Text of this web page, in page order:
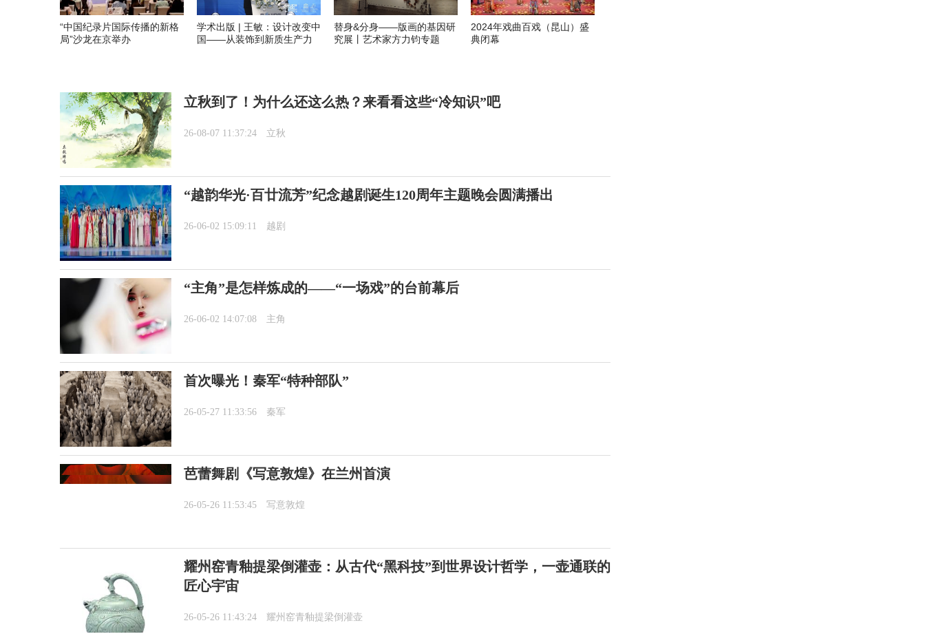
“中国纪录片国际传播的新格
局”沙龙在京举办
学术出版 | 王敏：设计改变中
国——从装饰到新质生产力
替身&分身——版画的基因研
究展丨艺术家方力钧专题
2024年戏曲百戏（昆山）盛
典闭幕
立秋到了！为什么还这么热？来看看这些“冷知识”吧
26-08-07 11:37:24 立秋
“越韵华光·百廿流芳”纪念越剧诞生120周年主题晚会圆满播出
26-06-02 15:09:11 越剧
“主角”是怎样炼成的——“一场戏”的台前幕后
26-06-02 14:07:08 主角
首次曝光！秦军“特种部队”
26-05-27 11:33:56 秦军
芭蕾舞剧《写意敦煌》在兰州首演
26-05-26 11:53:45 写意敦煌
耀州窑青釉提梁倒灌壶：从古代“黑科技”到世界设计哲学，一壶通联的
匠心宇宙
26-05-26 11:43:24 耀州窑青釉提梁倒灌壶